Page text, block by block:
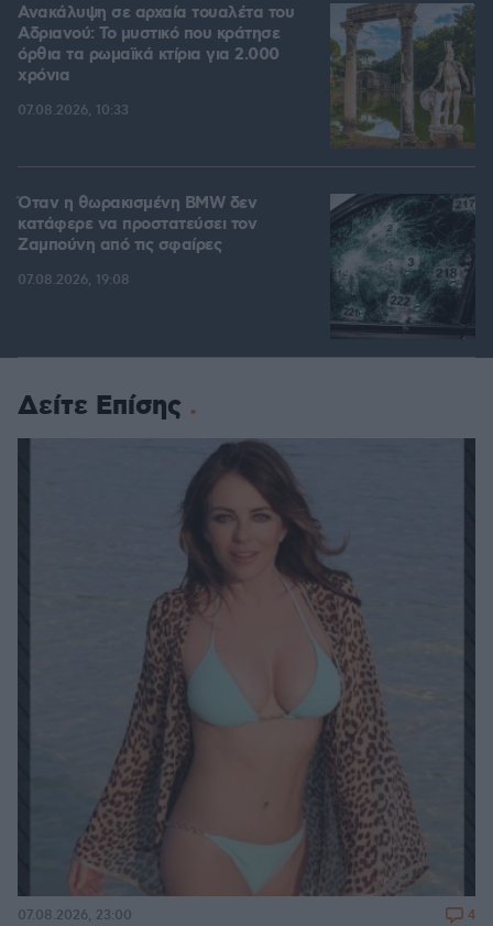
Ανακάλυψη σε αρχαία τουαλέτα του
Αδριανού: Το μυστικό που κράτησε
όρθια τα ρωμαϊκά κτίρια για 2.000
χρόνια
07.08.2026, 10:33
Όταν η θωρακισμένη BMW δεν
κατάφερε να προστατεύσει τον
Ζαμπούνη από τις σφαίρες
07.08.2026, 19:08
Δείτε Επίσης
07.08.2026, 23:00 4